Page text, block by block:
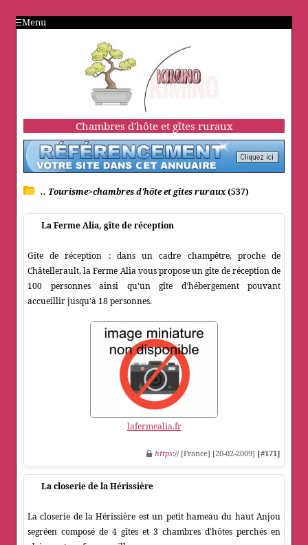
Menu
Chambres d'hôte et gîtes ruraux
.. Tourisme>chambres d'hôte et gîtes ruraux(537)
La Ferme Alia, gîte de réception
Gîte de réception : dans un cadre champêtre, proche de
Châtellerault, la Ferme Alia vous propose un gîte de réception de
100 personnes ainsi qu'un gîte d'hébergement pouvant
accueillir jusqu'à 18 personnes.
lafermealia.fr
https:// [France] [20-02-2009] [#171]
La closerie de la Hérissière
La closerie de la Hérissière est un petit hameau du haut Anjou
segréen composé de 4 gîtes et 3 chambres d'hôtes perchés en